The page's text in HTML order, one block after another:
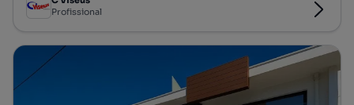
Profissional